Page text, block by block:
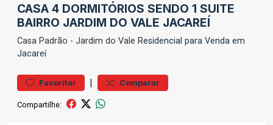
CASA 4 DORMITÓRIOS SENDO 1 SUITE
BAIRRO JARDIM DO VALE JACAREÍ
Casa Padrão - Jardim do Vale Residencial para Venda em
Jacareí
Favoritar | Comparar
Compartilhe: